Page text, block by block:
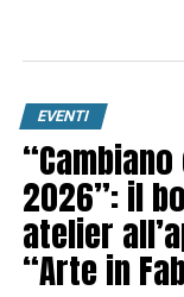
EVENTI
2026”: il
atelier
“Arte in